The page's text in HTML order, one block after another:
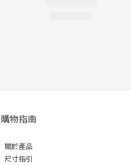
購物指南
關於產品
尺寸指引